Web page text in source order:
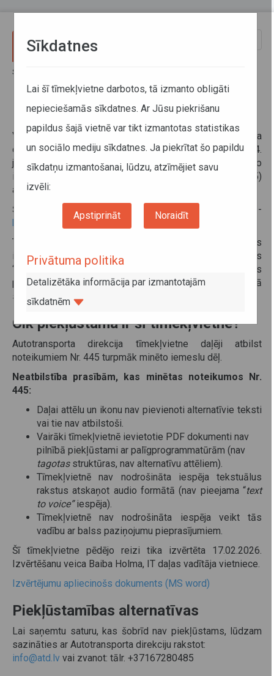
Sākums
Piekļūstamības paziņojums
VSIA “Autotransporta direkcija” (turpmāk – Autotransporta
direkcija) saskaņā ar Ministru kabineta 2020. gada 14.
jūlija noteikumiem Nr. 445 "Kārtība, kādā iestādes ievieto
informāciju internetā" (turpmāk – noteikumi Nr. 445)
apņemas savu tīmekļvietni veidot piekļūstamu.
Šis piekļūstamības paziņojums attiecas uz tīmekļvietni -
https://www.atd.lv
Tīmekļvietnei veikts Vienkāršotais piekļūstamības
izvērtējums. Izmantotā metode - VARAM sagatavotās
“Vadlīnijas iestāžu tīmekļvietnēm noteikto piekļūstamības
prasību ievērošanas ietekmes izvērtēšanai un nesamērīgā
sloga pamatošanai”.
Cik piekļūstama ir šī tīmekļvietne?
Autotransporta direkcija tīmekļvietne daļēji atbilst
noteikumiem Nr. 445 turpmāk minēto iemeslu dēļ.
Neatbilstība prasībām, kas minētas noteikumos Nr.
445:
Daļai attēlu un ikonu nav pievienoti alternatīvie teksti
vai tie nav atbilstoši.
Vairāki tīmekļvietnē ievietotie PDF dokumenti nav
pilnībā piekļūstami ar palīgprogrammatūrām (nav
tagotas struktūras, nav alternatīvu attēliem).
Tīmekļvietnē nav nodrošināta iespēja tekstuālus
rakstus atskaņot audio formātā (nav pieejama “text
to voice”iespēja).
Tīmekļvietnē nav nodrošināta iespēja veikt tās
vadību ar balss paziņojumu pieprasījumiem.
Šī tīmekļvietne pēdējo reizi tika izvērtēta 17.02.2026.
Izvērtēšanu veica Baiba Holma, IT daļas vadītāja vietniece.
Izvērtējumu apliecinošs dokuments (MS word)
Piekļūstamības alternatīvas
Lai saņemtu saturu, kas šobrīd nav piekļūstams, lūdzam
sazināties ar Autotransporta direkciju rakstot:
info@atd.lv vai zvanot: tālr. +37167280485
Sīkdatnes
Lai šī tīmekļvietne darbotos, tā izmanto obligāti
nepieciešamās sīkdatnes. Ar Jūsu piekrišanu
papildus šajā vietnē var tikt izmantotas statistikas
un sociālo mediju sīkdatnes. Ja piekrītat šo papildu
sīkdatņu izmantošanai, lūdzu, atzīmējiet savu
izvēli:
Apstiprināt Noraidīt
Privātuma politika
Detalizētāka informācija par izmantotajām
sīkdatnēm